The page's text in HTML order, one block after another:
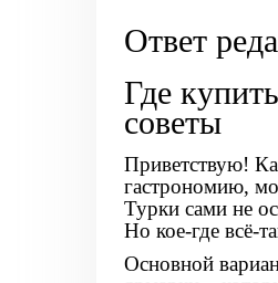
Ответ
Где
советы
Приветствую!
гастрономию,
Турки сами не
Но кое-где всё-
Основной